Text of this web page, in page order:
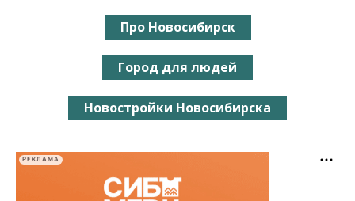
Про Новосибирск
Город для людей
Новостройки Новосибирска
РЕКЛАМА